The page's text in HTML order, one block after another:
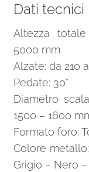
Dati tecnici
Altezza
5000 mm
Alzate: da 210
Pedate: 30°
Diametro
1500 – 1600
Formato foro:
Colore
Grigio – Nero